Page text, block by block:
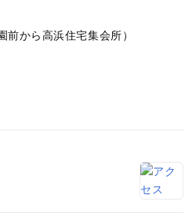
前から高浜住宅集会所）